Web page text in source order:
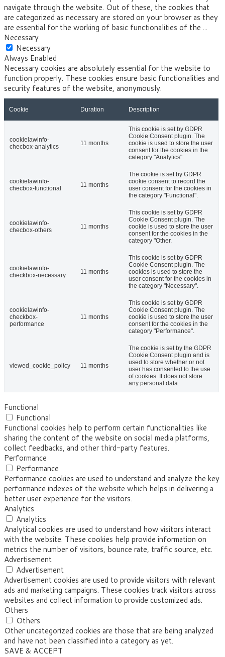
navigate through the website. Out of these, the cookies that
are categorized as necessary are stored on your browser as they
are essential for the working of basic functionalities of the ...
Necessary
Necessary
Always Enabled
Necessary cookies are absolutely essential for the website to
function properly. These cookies ensure basic functionalities and
security features of the website, anonymously.
Cookie Duration Description
cookielawinfo-
checbox-analytics
11 months
This cookie is set by GDPR
Cookie Consent plugin. The
cookie is used to store the user
consent for the cookies in the
category "Analytics".
cookielawinfo-
checbox-functional
11 months
The cookie is set by GDPR
cookie consent to record the
user consent for the cookies in
the category "Functional".
cookielawinfo-
checbox-others
11 months
This cookie is set by GDPR
Cookie Consent plugin. The
cookie is used to store the user
consent for the cookies in the
category "Other.
cookielawinfo-
checkbox-necessary
11 months
This cookie is set by GDPR
Cookie Consent plugin. The
cookies is used to store the
user consent for the cookies in
the category "Necessary".
cookielawinfo-
checkbox-
performance
11 months
This cookie is set by GDPR
Cookie Consent plugin. The
cookie is used to store the user
consent for the cookies in the
category "Performance".
viewed_cookie_policy 11 months
The cookie is set by the GDPR
Cookie Consent plugin and is
used to store whether or not
user has consented to the use
of cookies. It does not store
any personal data.
Functional
Functional
Functional cookies help to perform certain functionalities like
sharing the content of the website on social media platforms,
collect feedbacks, and other third-party features.
Performance
Performance
Performance cookies are used to understand and analyze the key
performance indexes of the website which helps in delivering a
better user experience for the visitors.
Analytics
Analytics
Analytical cookies are used to understand how visitors interact
with the website. These cookies help provide information on
metrics the number of visitors, bounce rate, traffic source, etc.
Advertisement
Advertisement
Advertisement cookies are used to provide visitors with relevant
ads and marketing campaigns. These cookies track visitors across
websites and collect information to provide customized ads.
Others
Others
Other uncategorized cookies are those that are being analyzed
and have not been classified into a category as yet.
SAVE & ACCEPT